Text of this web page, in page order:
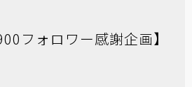
フォロワー感謝企画】